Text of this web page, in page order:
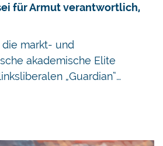
für Armut verantwortlich,
markt- und
akademische Elite
„Guardian“…